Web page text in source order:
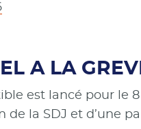
A LA
est lancé pour le 8
de la SDJ et d’une